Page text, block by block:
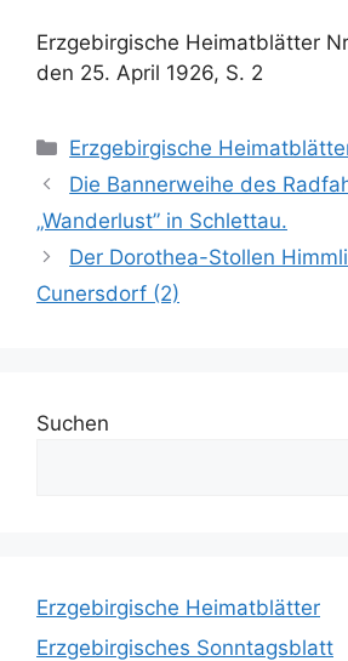
Erzgebirgische Heimatblätter
den 25. April 1926, S. 2
Kategorien
Erzgebirgische
Die Bannerweihe des
„Wanderlust” in Schlettau.
Der Dorothea-Stollen
Cunersdorf (2)
Suchen
Erzgebirgische Heimatblätter
Erzgebirgisches Sonntagsblatt